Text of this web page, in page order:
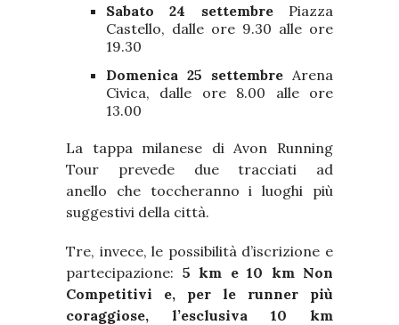
Sabato 24 settembre Piazza
Castello, dalle ore 9.30 alle ore
19.30
Domenica 25 settembre Arena
Civica, dalle ore 8.00 alle ore
13.00
La tappa milanese di Avon Running
Tour prevede due tracciati ad
anello che toccheranno i luoghi più
suggestivi della città.
Tre, invece, le possibilità d’iscrizione e
partecipazione: 5 km e 10 km Non
Competitivi e, per le runner più
coraggiose, l’esclusiva 10 km